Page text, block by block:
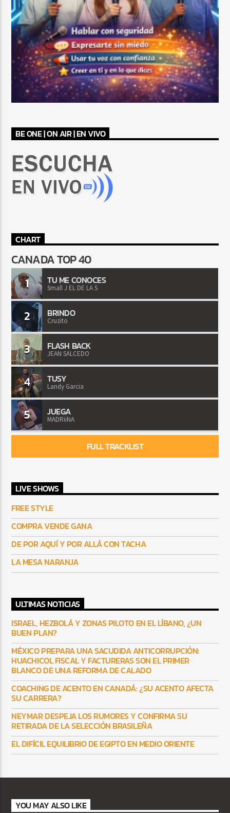
BE ONE | ON AIR | EN VIVO
CHART
CANADA TOP 40
1 TU ME CONOCES
Small J EL DE LA S
2 BRINDO
Cruzito
3 FLASH BACK
JEAN SALCEDO
4 TUSY
Landy Garcia
5 JUEGA
MADRiiNA
FULL TRACKLIST
LIVE SHOWS
FREE STYLE
COMPRA VENDE GANA
DE POR AQUÍ Y POR ALLÁ CON TACHA
LA MESA NARANJA
ULTIMAS NOTICIAS
ISRAEL, HEZBOLÁ Y ZONAS PILOTO EN EL LÍBANO, ¿UN
BUEN PLAN?
MÉXICO PREPARA UNA SACUDIDA ANTICORRUPCIÓN:
HUACHICOL FISCAL Y FACTURERAS SON EL PRIMER
BLANCO DE UNA REFORMA DE CALADO
COACHING DE ACENTO EN CANADÁ: ¿SU ACENTO AFECTA
SU CARRERA?
NEYMAR DESPEJA LOS RUMORES Y CONFIRMA SU
RETIRADA DE LA SELECCIÓN BRASILEÑA
EL DIFÍCIL EQUILIBRIO DE EGIPTO EN MEDIO ORIENTE
YOU MAY ALSO LIKE